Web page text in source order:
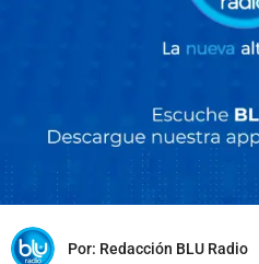
Por: Redacción BLU Radio